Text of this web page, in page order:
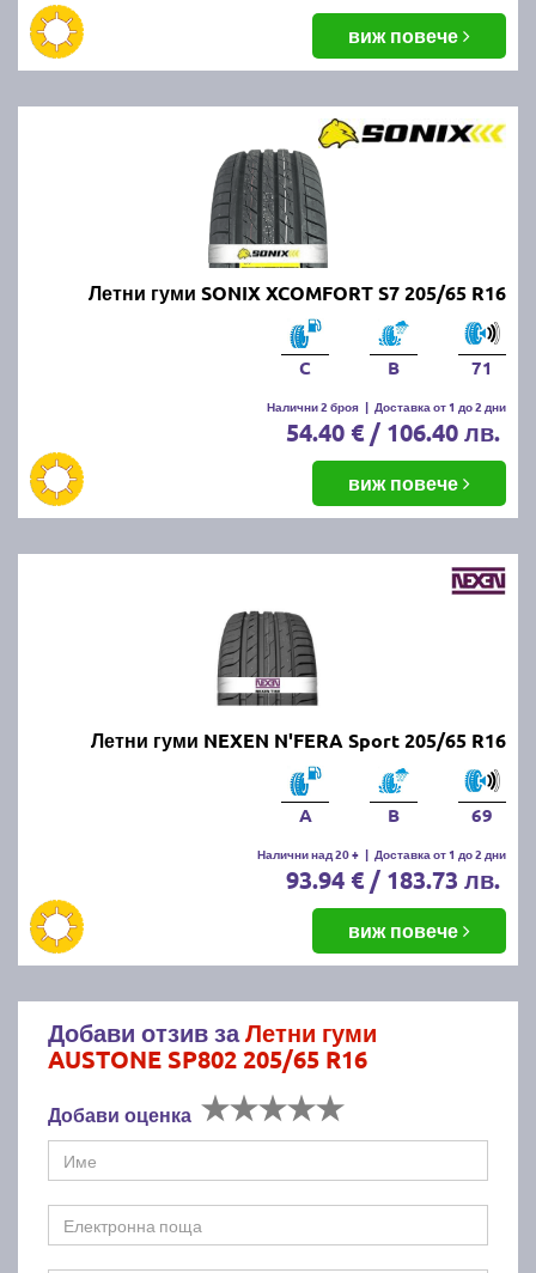
виж повече
Летни гуми SONIX XCOMFORT S7 205/65 R16
C B 71
Налични 2 броя | Доставка от 1 до 2 дни
54.40 € / 106.40 лв.
виж повече
Летни гуми NEXEN N'FERA Sport 205/65 R16
A B 69
Налични над 20 + | Доставка от 1 до 2 дни
93.94 € / 183.73 лв.
виж повече
Добави отзив заЛетни гуми
AUSTONE SP802 205/65 R16
Добави оценка